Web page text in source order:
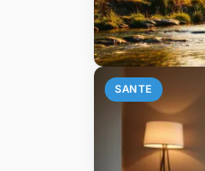
SANTE